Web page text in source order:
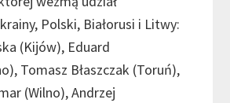
Polski, Białorusi i Litwy:
(Kijów), Eduard
Tomasz Błaszczak (Toruń),
(Wilno), Andrzej